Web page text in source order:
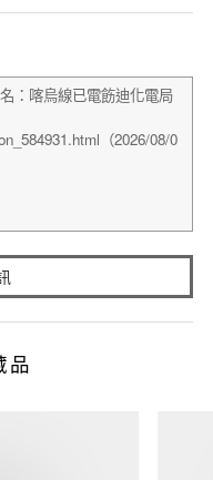
品